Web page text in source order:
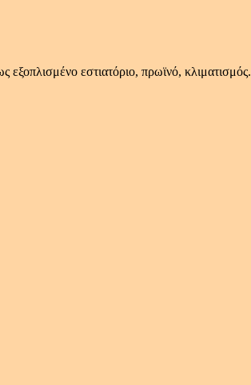
εστιατόριο, πρωϊνό, κλιματισμός.